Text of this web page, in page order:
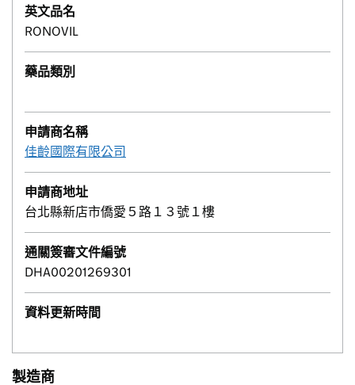
英文品名
RONOVIL
藥品類別
申請商名稱
佳齡國際有限公司
申請商地址
台北縣新店市僑愛５路１３號１樓
通關簽審文件編號
DHA00201269301
資料更新時間
製造商